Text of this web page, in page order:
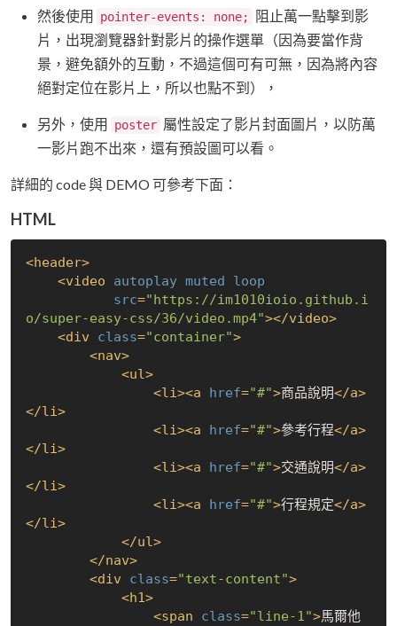
然後使用 pointer-events: none;
阻止萬一點擊到影
片，出現瀏覽器針對影片的操作選單（因為要當作背
景，避免額外的互動，不過這個可有可無，因為將內容
絕對定位在影片上，所以也點不到），
另外，使用 poster 屬性設定了影片封面圖片，以防萬
一影片跑不出來，還有預設圖可以看。
詳細的 code 與 DEMO 可參考下面：
HTML
<header>
<video autoplay muted
loop
src="https://im1010ioio.github.i
o/super-easy-css/36/video.mp4"></video>
<div class="container">
<nav>
<ul>
<li><a href="#">商品說明</a>
</li>
<li><a href="#">參考行程</a>
</li>
<li><a href="#">交通說明</a>
</li>
<li><a href="#">行程規定</a>
</li>
</ul>
</nav>
<div class="text-content">
<h1>
<span class="line-1">馬爾他